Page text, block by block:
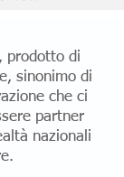
prodotto di
sinonimo di
che ci
partner
nazionali